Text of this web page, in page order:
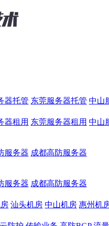
器托管 东莞服务器托管 中山
器租用 东莞服务器租用 中山
服务器 成都高防服务器
服务器 成都高防服务器
汕头机房 中山机房 惠州机